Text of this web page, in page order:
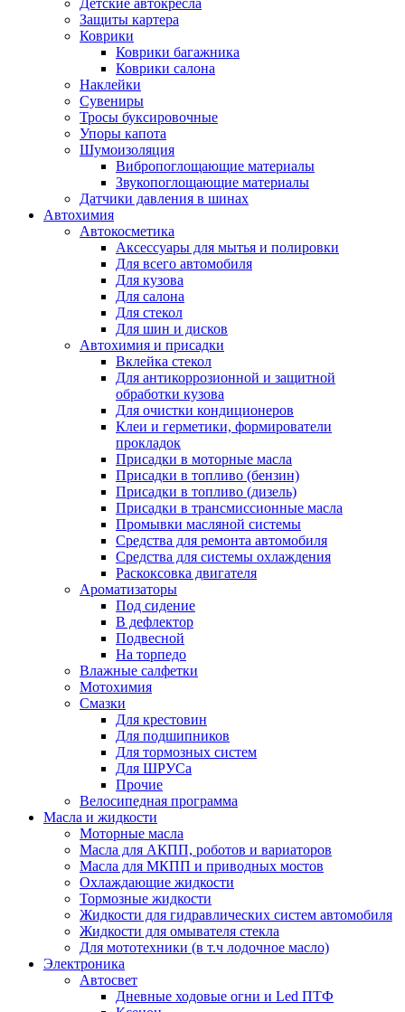
Детские автокресла
Защиты картера
Коврики
Коврики багажника
Коврики салона
Наклейки
Сувениры
Тросы буксировочные
Упоры капота
Шумоизоляция
Вибропоглощающие материалы
Звукопоглощающие материалы
Датчики давления в шинах
Автохимия
Автокосметика
Аксессуары для мытья и полировки
Для всего автомобиля
Для кузова
Для салона
Для стекол
Для шин и дисков
Автохимия и присадки
Вклейка стекол
Для антикоррозионной и защитной
обработки кузова
Для очистки кондиционеров
Клеи и герметики, формирователи
прокладок
Присадки в моторные масла
Присадки в топливо (бензин)
Присадки в топливо (дизель)
Присадки в трансмиссионные масла
Промывки масляной системы
Средства для ремонта автомобиля
Средства для системы охлаждения
Раскоксовка двигателя
Ароматизаторы
Под сидение
В дефлектор
Подвесной
На торпедо
Влажные салфетки
Мотохимия
Смазки
Для крестовин
Для подшипников
Для тормозных систем
Для ШРУСа
Прочие
Велосипедная программа
Масла и жидкости
Моторные масла
Масла для АКПП, роботов и вариаторов
Масла для МКПП и приводных мостов
Охлаждающие жидкости
Тормозные жидкости
Жидкости для гидравлических систем автомобиля
Жидкости для омывателя стекла
Для мототехники (в т.ч лодочное масло)
Электроника
Автосвет
Дневные ходовые огни и Led ПТФ